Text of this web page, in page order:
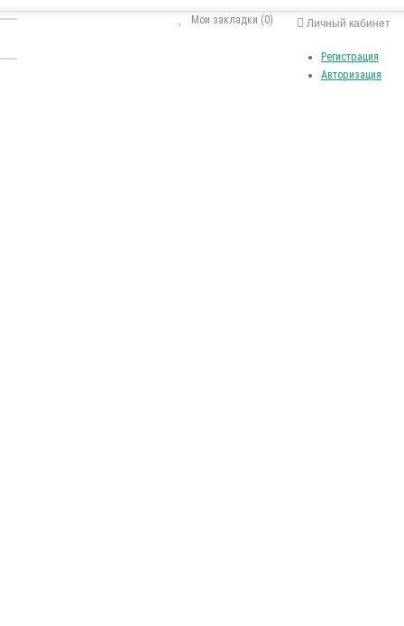
Личный кабинет
Регистрация
Авторизация
Мои закладки (0)